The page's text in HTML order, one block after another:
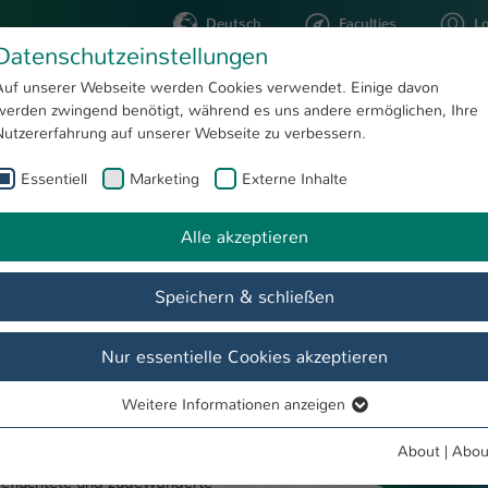
Deutsch Faculties
STUDYING RESEARCH
Institut EQUAL News Aim-geflüchtete MINT-Akademikerinnen in den Arbeitsmarkt geht 2022 in die 3. Runde!
in den
Arbeitsmarkt“
bereits in die dritte
und zugewanderte
unserer Webseite werden Cookies verwendet. Einige davon
zwingend benötigt, während es uns andere ermöglichen, Ihre
auf unserer Webseite zu verbessern.
Essentiell Marketing Externe Inhalte
Alle akzeptieren
Speichern & schließen
Nur essentielle Cookies akzeptieren
Essentielle Cookies werden für grundlegende Funktionen der
Weitere Informationen anzeigen
About |